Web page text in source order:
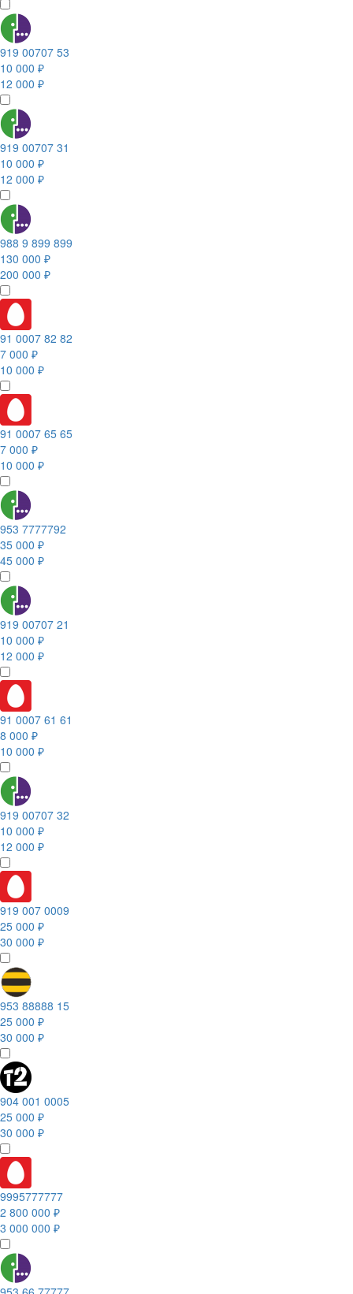
919 00707 53
10 000 ₽
12 000 ₽
919 00707 31
10 000 ₽
12 000 ₽
988 9 899 899
130 000 ₽
200 000 ₽
91 0007 82 82
7 000 ₽
10 000 ₽
91 0007 65 65
7 000 ₽
10 000 ₽
953 7777792
35 000 ₽
45 000 ₽
919 00707 21
10 000 ₽
12 000 ₽
91 0007 61 61
8 000 ₽
10 000 ₽
919 00707 32
10 000 ₽
12 000 ₽
919 007 0009
25 000 ₽
30 000 ₽
953 88888 15
25 000 ₽
30 000 ₽
904 001 0005
25 000 ₽
30 000 ₽
9995777777
2 800 000 ₽
3 000 000 ₽